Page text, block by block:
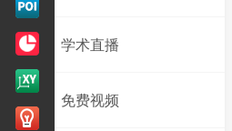
学术直播
免费视频